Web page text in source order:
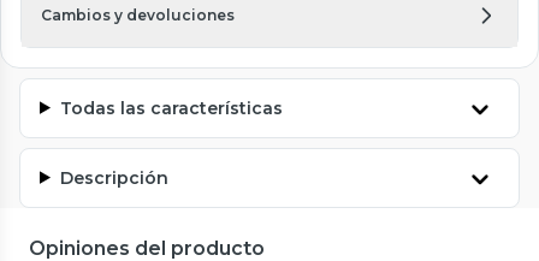
Cambios y devoluciones
Todas las características
Descripción
Opiniones del producto